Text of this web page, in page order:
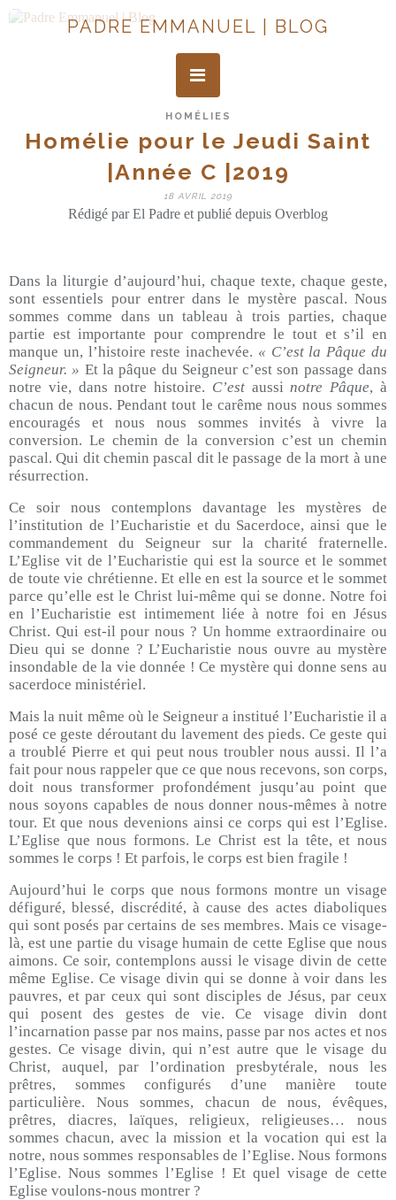
PADRE EMMANUEL | BLOG
HOMÉLIES
Homélie pour le Jeudi Saint
|Année C |2019
18 AVRIL 2019
Rédigé par El Padre et publié depuis Overblog
Dans la liturgie d’aujourd’hui, chaque texte, chaque geste,
sont essentiels pour entrer dans le mystère pascal. Nous
sommes comme dans un tableau à trois parties, chaque
partie est importante pour comprendre le tout et s’il en
manque un, l’histoire reste inachevée. « C’est la Pâque du
Seigneur. » Et la pâque du Seigneur c’est son passage dans
notre vie, dans notre histoire. C’est aussinotre Pâque, à
chacun de nous. Pendant tout le carême nous nous sommes
encouragés et nous nous sommes invités à vivre la
conversion. Le chemin de la conversion c’est un chemin
pascal. Qui dit chemin pascal dit le passage de la mort à une
résurrection.
Ce soir nous contemplons davantage les mystères de
l’institution de l’Eucharistie et du Sacerdoce, ainsi que le
commandement du Seigneur sur la charité fraternelle.
L’Eglise vit de l’Eucharistie qui est la source et le sommet
de toute vie chrétienne. Et elle en est la source et le sommet
parce qu’elle est le Christ lui-même qui se donne. Notre foi
en l’Eucharistie est intimement liée à notre foi en Jésus
Christ. Qui est-il pour nous ? Un homme extraordinaire ou
Dieu qui se donne ? L’Eucharistie nous ouvre au mystère
insondable de la vie donnée ! Ce mystère qui donne sens au
sacerdoce ministériel.
Mais la nuit même où le Seigneur a institué l’Eucharistie il a
posé ce geste déroutant du lavement des pieds. Ce geste qui
a troublé Pierre et qui peut nous troubler nous aussi. Il l’a
fait pour nous rappeler que ce que nous recevons, son corps,
doit nous transformer profondément jusqu’au point que
nous soyons capables de nous donner nous-mêmes à notre
tour. Et que nous devenions ainsi ce corps qui est l’Eglise.
L’Eglise que nous formons. Le Christ est la tête, et nous
sommes le corps ! Et parfois, le corps est bien fragile !
Aujourd’hui le corps que nous formons montre un visage
défiguré, blessé, discrédité, à cause des actes diaboliques
qui sont posés par certains de ses membres. Mais ce visage-
là, est une partie du visage humain de cette Eglise que nous
aimons. Ce soir, contemplons aussi le visage divin de cette
même Eglise. Ce visage divin qui se donne à voir dans les
pauvres, et par ceux qui sont disciples de Jésus, par ceux
qui posent des gestes de vie. Ce visage divin dont
l’incarnation passe par nos mains, passe par nos actes et nos
gestes. Ce visage divin, qui n’est autre que le visage du
Christ, auquel, par l’ordination presbytérale, nous les
prêtres, sommes configurés d’une manière toute
particulière. Nous sommes, chacun de nous, évêques,
prêtres, diacres, laïques, religieux, religieuses… nous
sommes chacun, avec la mission et la vocation qui est la
notre, nous sommes responsables de l’Eglise. Nous formons
l’Eglise. Nous sommes l’Eglise ! Et quel visage de cette
Eglise voulons-nous montrer ?